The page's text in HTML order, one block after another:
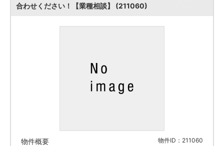
合わせください！【業種相談】 (211060)
物件概要 物件ID：211060